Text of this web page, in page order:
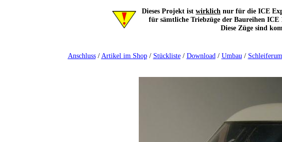
Dieses Projekt ist wirklich nur für die ICE
für sämtliche Triebzüge der Baureihen
Diese Züge sind
Anschluss/Artikel im Shop/ Stückliste/ Download/ Umbau/